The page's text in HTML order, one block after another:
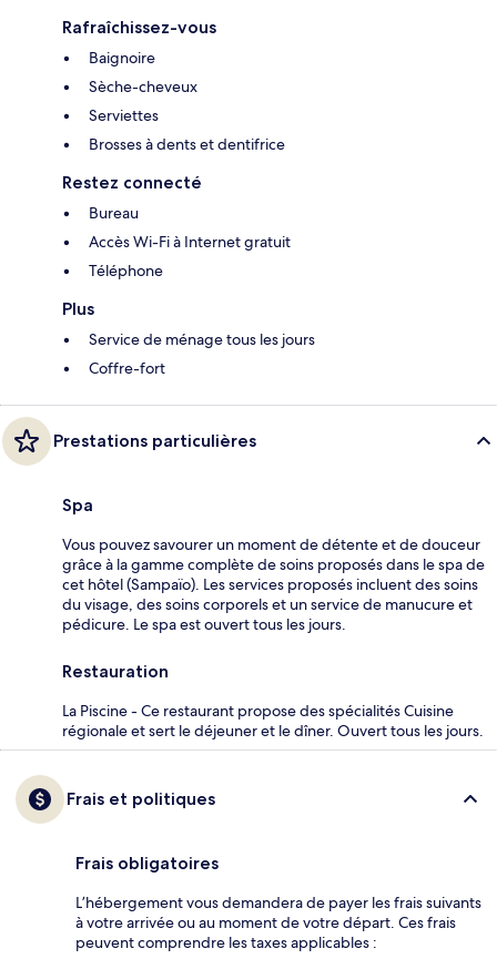
Rafraîchissez-vous
Baignoire
Sèche-cheveux
Serviettes
Brosses à dents et dentifrice
Restez connecté
Bureau
Accès Wi-Fi à Internet gratuit
Téléphone
Plus
Service de ménage tous les jours
Coffre-fort
Prestations particulières
Spa
Vous pouvez savourer un moment de détente et de douceur
grâce à la gamme complète de soins proposés dans le spa de
cet hôtel (Sampaïo). Les services proposés incluent des soins
du visage, des soins corporels et un service de manucure et
pédicure. Le spa est ouvert tous les jours.
Restauration
La Piscine - Ce restaurant propose des spécialités Cuisine
régionale et sert le déjeuner et le dîner. Ouvert tous les jours.
Frais et politiques
Frais obligatoires
L’hébergement vous demandera de payer les frais suivants
à votre arrivée ou au moment de votre départ. Ces frais
peuvent comprendre les taxes applicables :